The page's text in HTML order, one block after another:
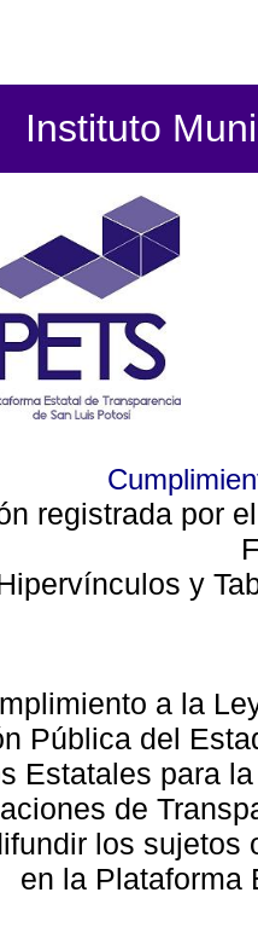
Instituto
registrada por
y
a la
Pública del
Estatales para
de
los sujetos
en la Plataforma